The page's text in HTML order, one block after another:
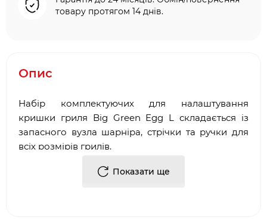
товару протягом 14 днів.
Опис
Набір комплектуючих для налаштування
кришки гриля Big Green Egg L складається із
запасного вузла шарніра, стрічки та ручки для
всіх розмірів грилів.
Сумісність: з грилями L
Показати ще